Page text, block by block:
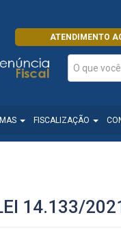
ATENDIMENTO
FISCALIZAÇÃO
14.133/